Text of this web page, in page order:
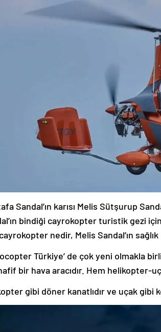
Sandal’ın karısı Melis Sütşurup
bindiği cayrokopter turistik gezi
nedir, Melis Sandal’ın
Türkiye’ de çok yeni olmakla
bir hava aracıdır. Hem helikopter-
gibi döner kanatlıdır ve uçak gibi